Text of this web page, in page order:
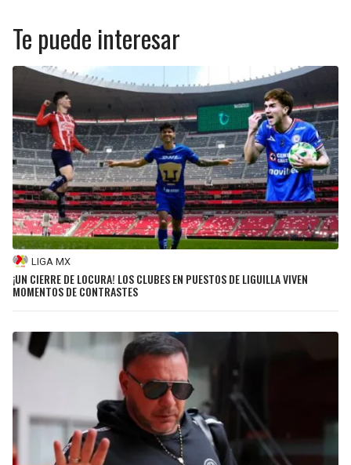
Te puede interesar
LIGA MX
¡UN CIERRE DE LOCURA! LOS CLUBES EN PUESTOS DE LIGUILLA VIVEN
MOMENTOS DE CONTRASTES